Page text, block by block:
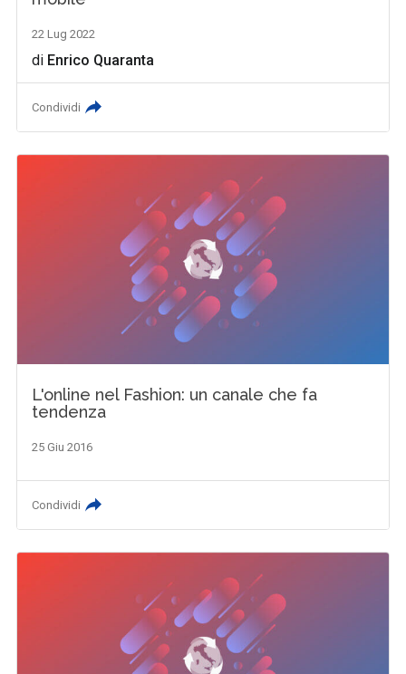
22 Lug 2022
di Enrico Quaranta
Condividi
L'online nel Fashion: un canale che fa
tendenza
25 Giu 2016
Condividi